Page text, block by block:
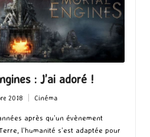
: J’ai adoré !
2018
Posted
in
Cinéma
après qu’un évènement
l’humanité s’est adaptée pour